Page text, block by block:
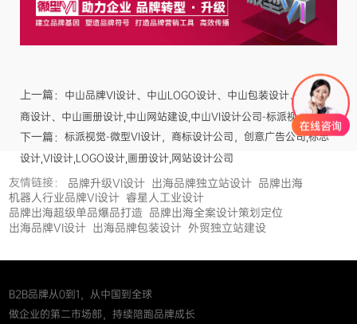
上一篇： 中山品牌VI设计、中山LOGO设计、中山包装设计、中山电
商设计、中山画册设计,中山网站建设,中山VI设计公司-标派视觉
下一篇： 标派视觉-微型VI设计，商标设计公司，创意广告公司,标志
设计,VI设计,LOGO设计,画册设计,网站设计公司
友情链接： 品牌升级VI设计 出海品牌独立站设计 品牌出海
机器人行业品牌VI设计 睿星人工业设计
品牌出海超级单品爆品打造 品牌出海全案设计策划定位
出海品牌VI设计 出海品牌包装设计 外贸独立站建设
B2B品牌从0到1，从中国到全球
做企业的第二市场部，持续陪跑品牌成长